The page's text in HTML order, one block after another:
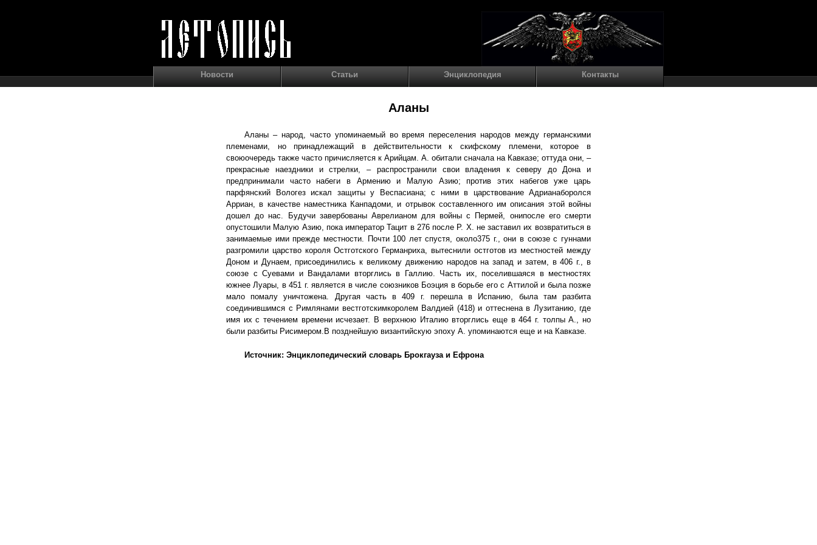
Новости Статьи Энциклопедия Контакты
Аланы
Аланы – народ, часто упоминаемый во время переселения народов между германскими
племенами, но принадлежащий в действительности к скифскому племени, которое в
своюочередь также часто причисляется к Арийцам. А. обитали сначала на Кавказе; оттуда они, –
прекрасные наездники и стрелки, – распространили свои владения к северу до Дона и
предпринимали часто набеги в Армению и Малую Азию; против этих набегов уже царь
парфянский Вологез искал защиты у Веспасиана; с ними в царствование Адрианаборолся
Арриан, в качестве наместника Канпадоми, и отрывок составленного им описания этой войны
дошел до нас. Будучи завербованы Аврелианом для войны с Пермей, онипосле его смерти
опустошили Малую Азию, пока император Тацит в 276 после P. X. не заставил их возвратиться в
занимаемые ими прежде местности. Почти 100 лет спустя, около375 г., они в союзе с гуннами
разгромили царство короля Остготского Германриха, вытеснили остготов из местностей между
Доном и Дунаем, присоединились к великому движению народов на запад и затем, в 406 г., в
союзе с Суевами и Вандалами вторглись в Галлию. Часть их, поселившаяся в местностях
южнее Луары, в 451 г. является в числе союзников Боэция в борьбе его с Аттилой и была позже
мало помалу уничтожена. Другая часть в 409 г. перешла в Испанию, была там разбита
соединившимся с Римлянами вестготскимкоролем Валдией (418) и оттеснена в Лузитанию, где
имя их с течением времени исчезает. В верхнюю Италию вторглись еще в 464 г. толпы А., но
были разбиты Рисимером.В позднейшую византийскую эпоху А. упоминаются еще и на Кавказе.
Источник: Энциклопедический словарь Брокгауза и Ефрона